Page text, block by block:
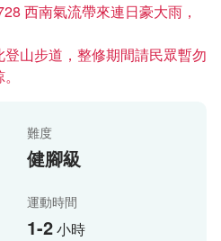
西南氣流帶來連日豪大雨，
山步道，整修期間請民眾暫勿
難度
健腳級
運動時間
1-2小時